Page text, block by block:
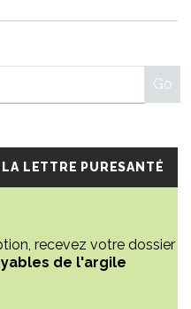
LETTRE PURESANTÉ
recevez votre dossier
de l'argile